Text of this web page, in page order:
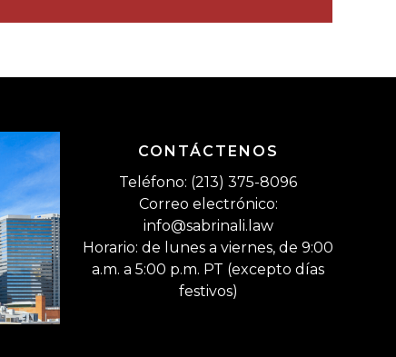
CONTÁCTENOS
Teléfono: (213) 375-8096
Correo electrónico:
info@sabrinali.law
Horario: de lunes a viernes, de 9:00
a.m. a 5:00 p.m. PT (excepto días
festivos)